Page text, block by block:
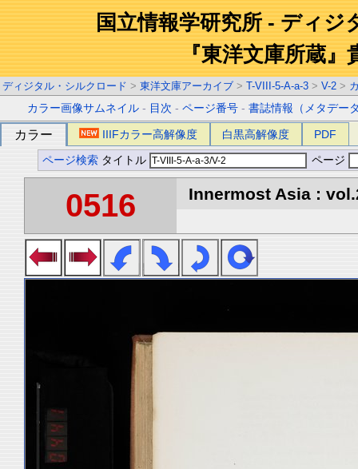
国立情報学研究所 - ディジ
『東洋文庫所蔵』
ディジタル・シルクロード > 東洋文庫アーカイブ > T-VIII-5-A-a-3 > V-2 >
カラー画像サムネイル - 目次 -ページ番号 -書誌情報（メタデー
カラー IIIFカラー高解像度 白黒高解像度 PDF
ページ検索 タイトル ページ
0516 Innermost Asia :